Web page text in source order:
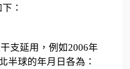
：
支延用，例如2006年
半球的年月日各為：